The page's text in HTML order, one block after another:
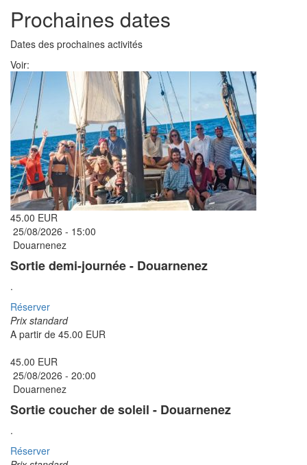
Prochaines dates
Dates des prochaines activités
Voir:
45.00 EUR
25/08/2026 - 15:00
Douarnenez
Sortie demi-journée - Douarnenez
.
Réserver
Prix standard
A partir de 45.00 EUR
45.00 EUR
25/08/2026 - 20:00
Douarnenez
Sortie coucher de soleil - Douarnenez
.
Réserver